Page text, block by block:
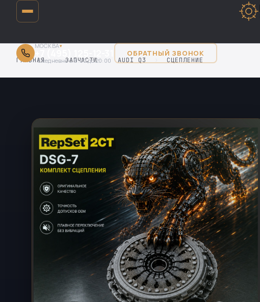
МОСКВА▾
Ежедневно с 9:00 до 20:00
ОБРАТНЫЙ ЗВОНОК
ГЛАВНАЯ › ЗАПЧАСТИ › AUDI Q3 СЦЕПЛЕНИЕ